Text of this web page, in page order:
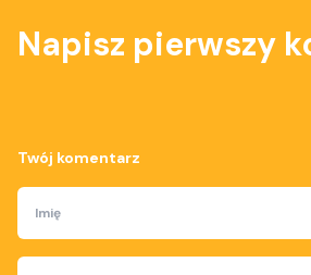
Napisz pierwszy
Twój komentarz